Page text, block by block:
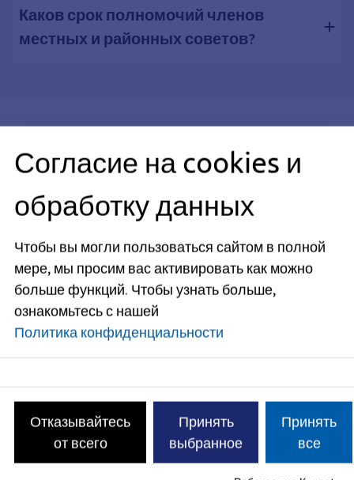
Каков срок полномочий членов
местных и районных советов?
Местный консультативный
совет Косбах/Хойслинг/
Штойдах - члены
Страница
Местный консультативный
совет Кригенбрунн - члены
Местный консультативный
совет Тенненлоэ - члены
Согласие на cookies и
обработку данных
Чтобы вы могли пользоваться сайтом в полной
мере, мы просим вас активировать как можно
больше функций. Чтобы узнать больше,
ознакомьтесь с нашей
Политика конфиденциальности
Отказывайтесь
от всего
Принять
выбранное
Принять
все